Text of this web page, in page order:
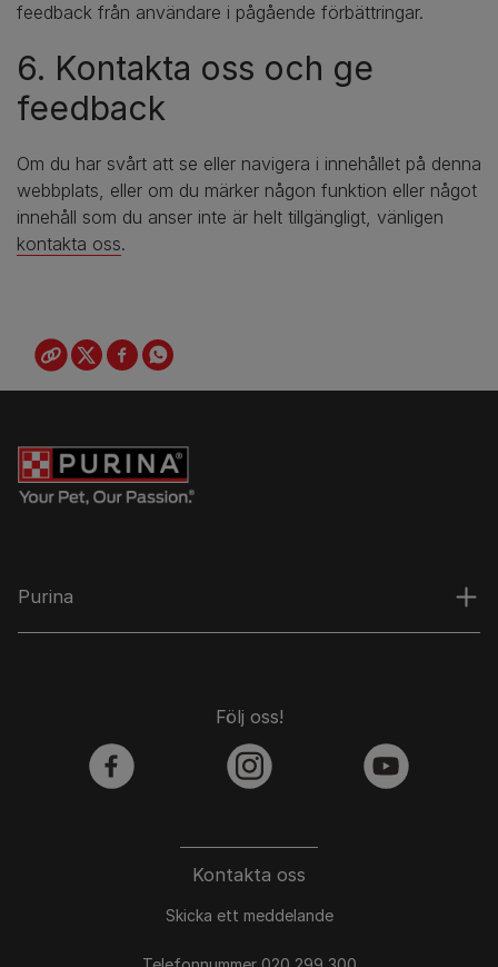
feedback från användare i pågående förbättringar.
6. Kontakta oss och ge
feedback
Om du har svårt att se eller navigera i innehållet på denna
webbplats, eller om du märker någon funktion eller något
innehåll som du anser inte är helt tillgängligt, vänligen
kontakta oss.
Purina
Kontakta oss
Skicka ett meddelande
Följ oss!
facebook instagram youtube